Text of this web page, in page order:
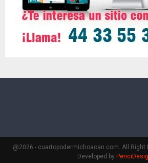
@2026 - cuartopodermichoacan.com. All Right
Developed by